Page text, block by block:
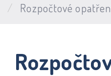
Rozpočtové opatření č.